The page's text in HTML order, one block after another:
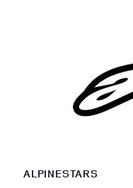
ALPINESTARS